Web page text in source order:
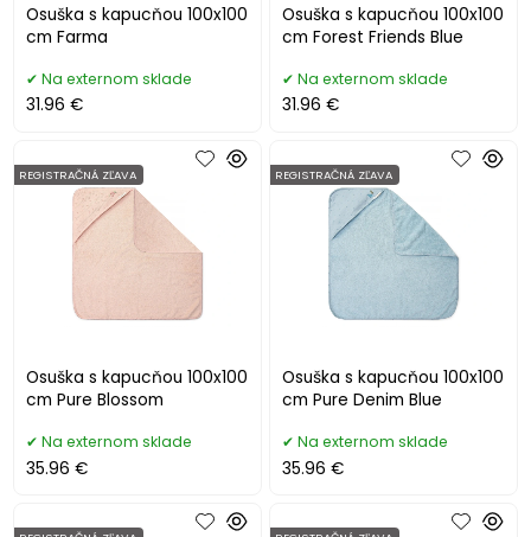
Osuška s kapucňou 100x100
cm Farma
Na externom sklade
31.96 €
Osuška s kapucňou 100x100
cm Forest Friends Blue
Na externom sklade
31.96 €
Osuška s kapucňou 100x100
cm Pure Blossom
REGISTRAČNÁ ZĽAVA
Na externom sklade
35.96 €
Osuška s kapucňou 100x100
cm Pure Denim Blue
REGISTRAČNÁ ZĽAVA
Na externom sklade
35.96 €